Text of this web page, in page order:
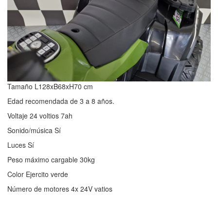
Tamaño L128xB68xH70 cm
Edad recomendada de 3 a 8 años.
Voltaje 24 voltios 7ah
Sonido/música Sí
Luces Sí
Peso máximo cargable 30kg
Color Ejercito verde
Número de motores 4x 24V vatios